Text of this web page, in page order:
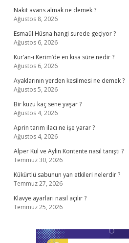
Nakit avans almak ne demek ?
Ağustos 8, 2026
Esmaül Hüsna hangi surede geçiyor ?
Ağustos 6, 2026
Kur’an-ı Kerim’de en kısa süre nedir ?
Ağustos 6, 2026
Ayaklarının yerden kesilmesi ne demek ?
Ağustos 5, 2026
Bir kuzu kaç sene yaşar ?
Ağustos 4, 2026
Aprin tarım ilacı ne işe yarar ?
Ağustos 4, 2026
Alper Kul ve Aylin Kontente nasıl tanıştı ?
Temmuz 30, 2026
Kükürtlü sabunun yan etkileri nelerdir ?
Temmuz 27, 2026
Klavye ayarları nasıl açılır ?
Temmuz 25, 2026